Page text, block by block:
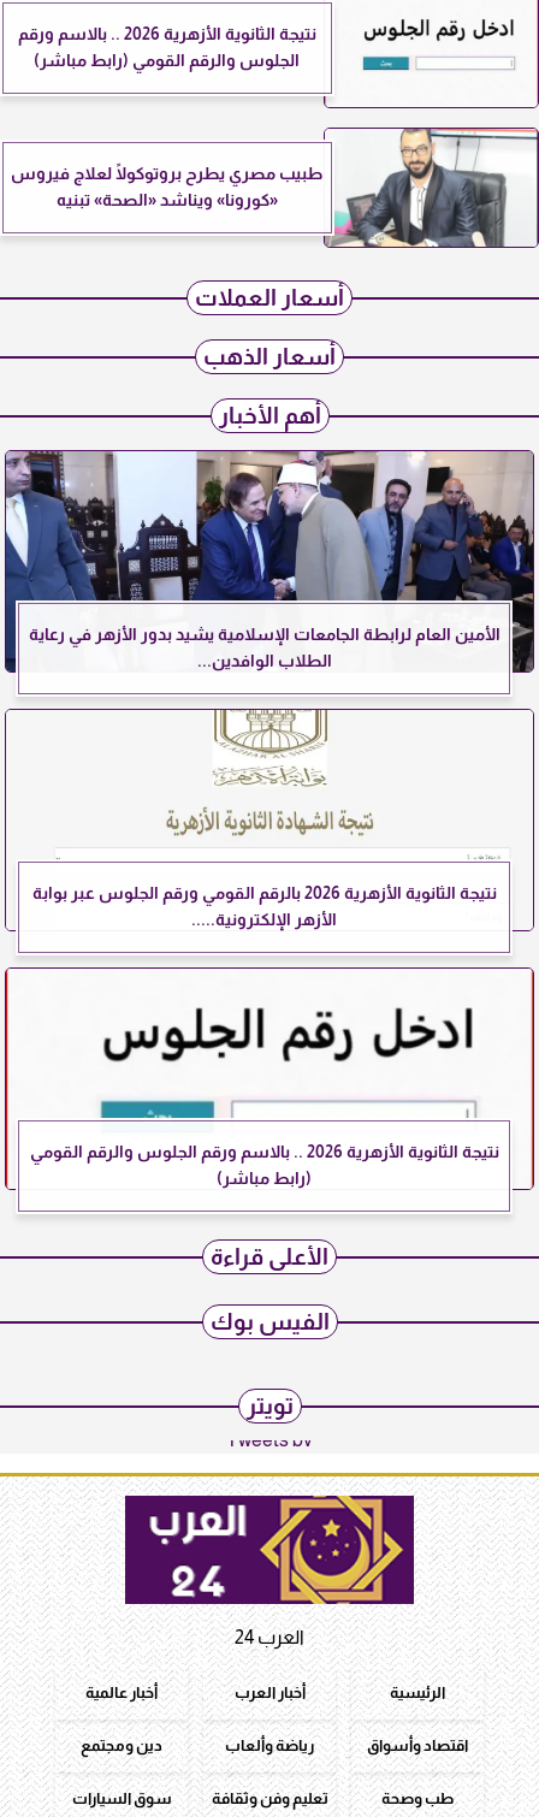
نتيجة الثانوية الأزهرية 2026 .. بالاسم ورقم
الجلوس والرقم القومي (رابط مباشر)
طبيب مصري يطرح بروتوكولًا لعلاج فيروس
«كورونا» ويناشد «الصحة» تبنيه
أسعار العملات
أسعار الذهب
أهم الأخبار
الأمين العام لرابطة الجامعات الإسلامية يشيد بدور الأزهر في رعاية
الطلاب الوافدين...
نتيجة الثانوية الأزهرية 2026 بالرقم القومي ورقم الجلوس عبر بوابة
الأزهر الإلكترونية.....
نتيجة الثانوية الأزهرية 2026 .. بالاسم ورقم الجلوس والرقم القومي
(رابط مباشر)
الأعلى قراءة
الفيس بوك
تويتر
Tweets by
العرب 24
الرئيسية أخبار العرب أخبار عالمية
اقتصاد وأسواق رياضة وألعاب دين ومجتمع
طب وصحة تعليم وفن وثقافة سوق السيارات